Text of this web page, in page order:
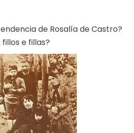
de Rosalía de Castro?
e fillas?